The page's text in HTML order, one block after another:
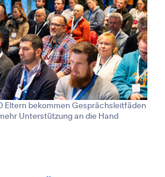
Eltern bekommen Gesprächsleitfäden
Unterstützung an die Hand